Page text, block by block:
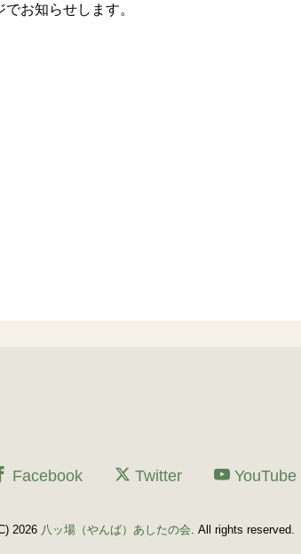
お知らせします。
Facebook Twitter YouTube
2026 八ッ場（やんば）あしたの会. All rights reserved.